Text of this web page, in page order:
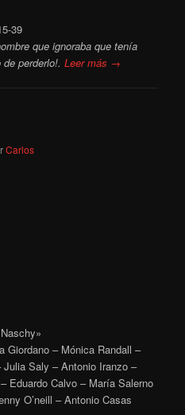
39
que ignoraba que tenía
de perderlo!.Leer más →
Carlos
Giordano – Mónica Randall –
Saly – Antonio Iranzo –
Eduardo Calvo – María Salerno
O’neill – Antonio Casas